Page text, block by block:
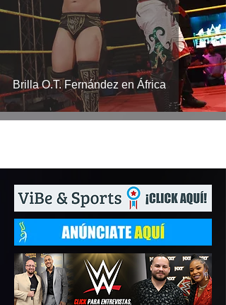
Brilla O.T. Fernández en África